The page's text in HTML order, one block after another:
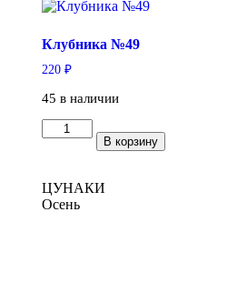
Клубника №49
220 ₽
45 в наличии
Количество
товара
В корзину
ЦУНАКИ
Осень